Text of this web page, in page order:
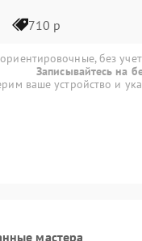
710 р
без
Записывайтесь на
ваше устройство и
мастера